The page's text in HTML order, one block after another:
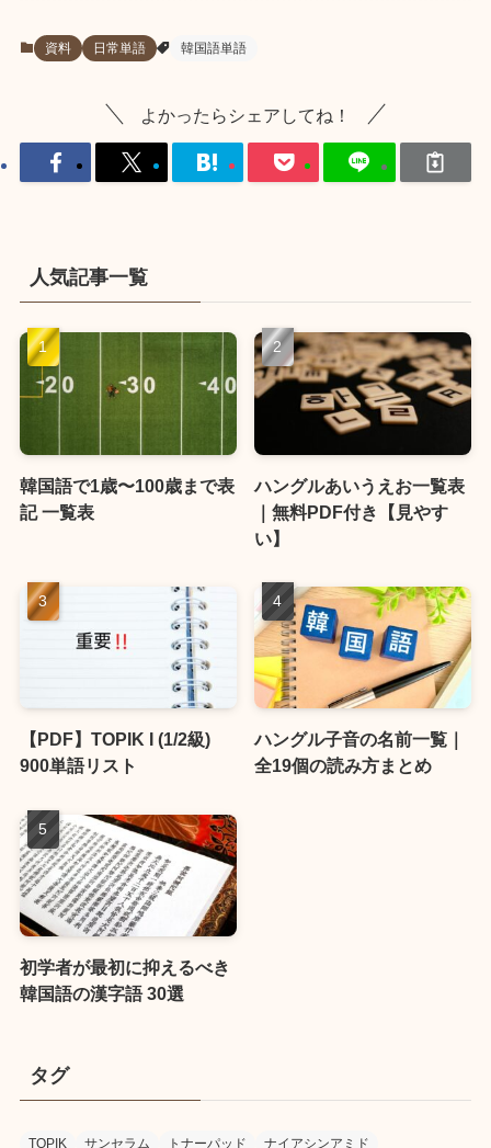
資料 日常単語 韓国語単語
よかったらシェアしてね！
人気記事一覧
韓国語で1歳〜100歳まで表
記 一覧表
ハングルあいうえお一覧表
｜無料PDF付き【見やす
い】
【PDF】TOPIK I (1/2級)
900単語リスト
ハングル子音の名前一覧｜
全19個の読み方まとめ
初学者が最初に抑えるべき
韓国語の漢字語 30選
タグ
TOPIK サンセラム トナーパッド ナイアシンアミド